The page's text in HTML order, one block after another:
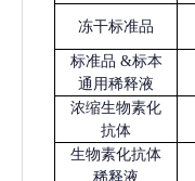
冻干标准品
标准品 &标本
通用稀释液
浓缩生物素化
抗体
生物素化抗体
稀释液